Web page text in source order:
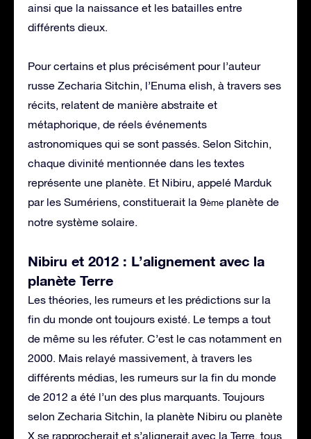
ainsi que la naissance et les batailles entre
différents dieux.
Pour certains et plus précisément pour l’auteur
russe Zecharia Sitchin, l’Enuma elish, à travers ses
récits, relatent de manière abstraite et
métaphorique, de réels événements
astronomiques qui se sont passés. Selon Sitchin,
chaque divinité mentionnée dans les textes
représente une planète. Et Nibiru, appelé Marduk
par les Sumériens, constituerait la 9ème planète de
notre système solaire.
Nibiru et 2012 : L’alignement avec la
planète Terre
Les théories, les rumeurs et les prédictions sur la
fin du monde ont toujours existé. Le temps a tout
de même su les réfuter. C’est le cas notamment en
2000. Mais relayé massivement, à travers les
différents médias, les rumeurs sur la fin du monde
de 2012 a été l’un des plus marquants. Toujours
selon Zecharia Sitchin, la planète Nibiru ou planète
X se rapprocherait et s’alignerait avec la Terre, tous